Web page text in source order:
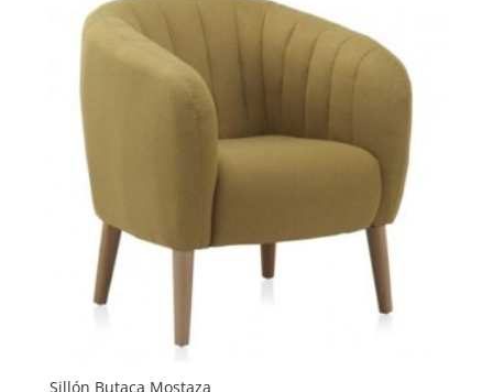
Sillón Butaca Mostaza